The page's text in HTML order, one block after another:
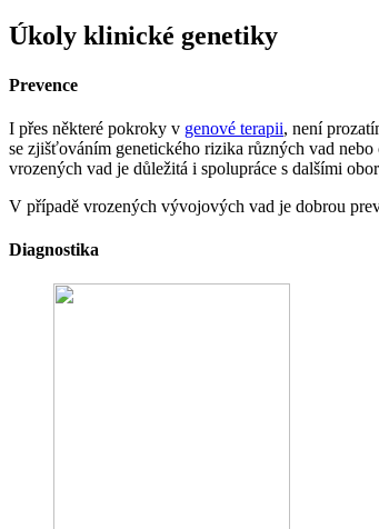
Úkoly klinické genetiky
Prevence
I přes některé pokroky v genové terapii, není
se zjišťováním genetického rizika různých vad
vrozených vad je důležitá i spolupráce s dalšími
V případě vrozených vývojových vad je dobrou
Diagnostika